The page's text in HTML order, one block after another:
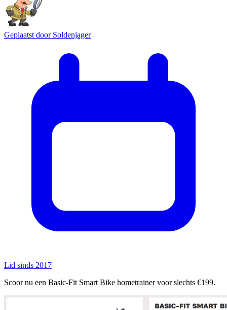
Geplaatst door Soldenjager
Lid sinds 2017
Scoor nu een Basic-Fit Smart Bike hometrainer voor slechts €199.